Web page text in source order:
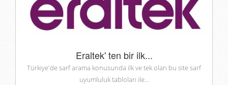
Eraltek' ten bir ilk...
Türkiye'de sarf arama konusunda ilk ve tek olan bu site sarf
uyumluluk tabloları ile...